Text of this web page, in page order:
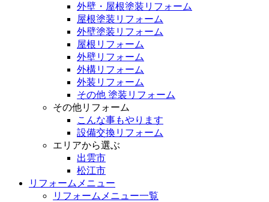
外壁・屋根塗装リフォーム
屋根塗装リフォーム
外壁塗装リフォーム
屋根リフォーム
外壁リフォーム
外構リフォーム
外装リフォーム
その他 塗装リフォーム
その他リフォーム
こんな事もやります
設備交換リフォーム
エリアから選ぶ
出雲市
松江市
リフォームメニュー
リフォームメニュー一覧